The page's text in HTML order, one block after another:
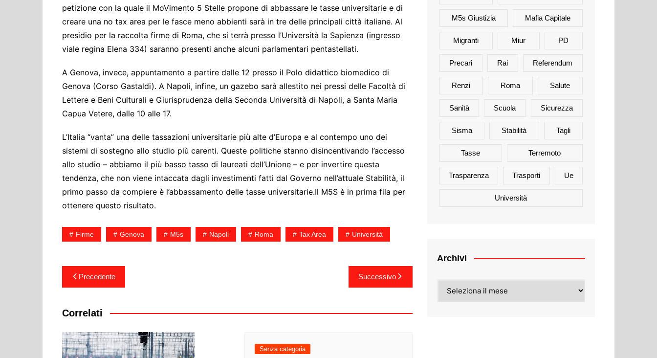
petizione con la quale il MoVimento 5 Stelle propone di abbassare le tasse universitarie e di
creare una no tax area per le fasce meno abbienti sarà in tre delle principali città italiane. Al
presidio per la raccolta firme di Roma, che si terrà presso l’Università la Sapienza (ingresso
viale regina Elena 334) saranno presenti anche alcuni parlamentari pentastellati.
A Genova, invece, appuntamento a partire dalle 12 presso il Polo didattico biomedico di
Genova (Corso Gastaldi). A Napoli, infine, un gazebo sarà allestito nei pressi delle Facoltà di
Lettere e Beni Culturali e Giurisprudenza della Seconda Università di Napoli, a Santa Maria
Capua Vetere, dalle 10 alle 17.
L’Italia “vanta” una delle tassazioni universitarie più alte d’Europa e al contempo uno dei
sistemi di sostegno allo studio più carenti. Queste politiche stanno disincentivando l’accesso
allo studio – abbiamo il più basso tasso di laureati dell’Unione – e per invertire questa
tendenza, che non viene intaccata dagli investimenti fatti dal Governo nell’attuale Stabilità, il
primo passo da compiere è l’abbassamento delle tasse universitarie.Il M5S è in prima fila per
ottenere questo risultato.
Firme Genova M5s Napoli Roma Tax Area Università
Navigazione
articoli
Precedente Successivo
Correlati
Senza categoria
M5s Giustizia Mafia Capitale
Migranti Miur PD
Precari Rai Referendum
Renzi Roma Salute
Sanità Scuola Sicurezza
Sisma Stabilità Tagli
Tasse Terremoto
Trasparenza Trasporti Ue
Università
Archivi